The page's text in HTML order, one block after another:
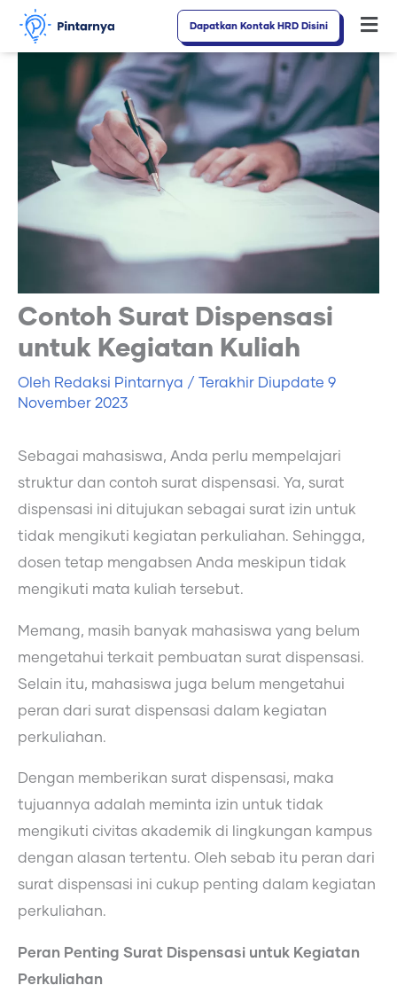
Lewati
Dapatkan Kontak HRD Disini
Contoh Surat Dispensasi
untuk Kegiatan Kuliah
Oleh Redaksi Pintarnya / Terakhir Diupdate 9
November 2023
Sebagai mahasiswa, Anda perlu mempelajari
struktur dan contoh surat dispensasi. Ya, surat
dispensasi ini ditujukan sebagai surat izin untuk
tidak mengikuti kegiatan perkuliahan. Sehingga,
dosen tetap mengabsen Anda meskipun tidak
mengikuti mata kuliah tersebut.
Memang, masih banyak mahasiswa yang belum
mengetahui terkait pembuatan surat dispensasi.
Selain itu, mahasiswa juga belum mengetahui
peran dari surat dispensasi dalam kegiatan
perkuliahan.
Dengan memberikan surat dispensasi, maka
tujuannya adalah meminta izin untuk tidak
mengikuti civitas akademik di lingkungan kampus
dengan alasan tertentu. Oleh sebab itu peran dari
surat dispensasi ini cukup penting dalam kegiatan
perkuliahan.
Peran Penting Surat Dispensasi untuk Kegiatan
Perkuliahan